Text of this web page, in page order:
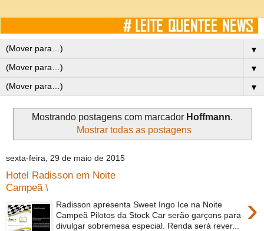
▼
▼
▼
Mostrando postagens com marcador Hoffmann.
Mostrar todas as postagens
sexta-feira, 29 de maio de 2015
Hotel Radisson em Noite
Campeã \
›
Radisson apresenta Sweet Ingo Ice na Noite
Campeã Pilotos da Stock Car serão garçons para
divulgar sobremesa especial. Renda será rever...